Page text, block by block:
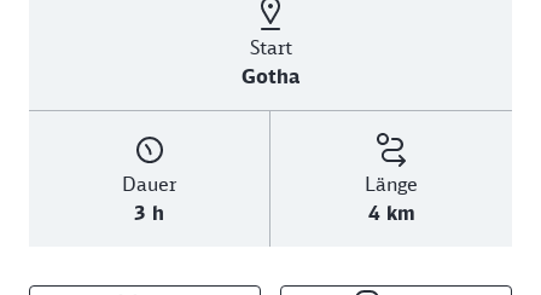
Start
Gotha
Dauer
3 h
Länge
4 km